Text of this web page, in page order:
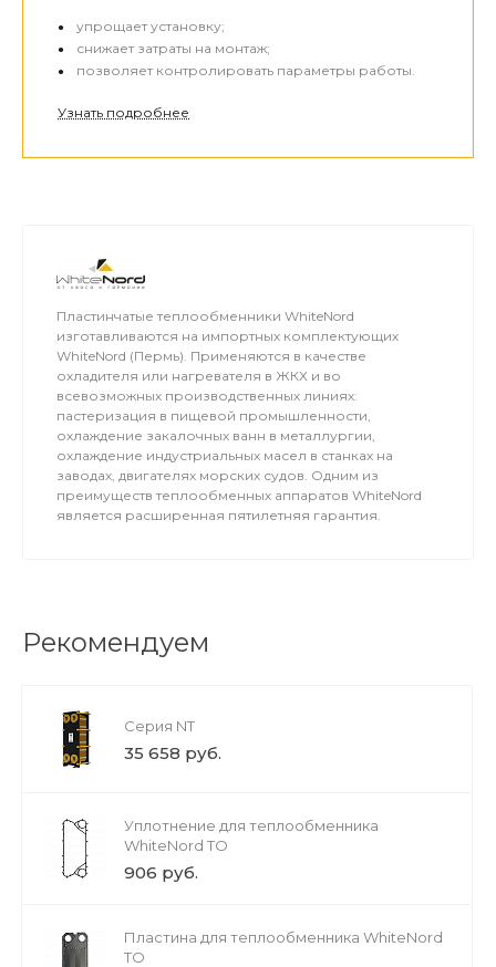
упрощает установку;
снижает затраты на монтаж;
позволяет контролировать параметры работы.
Узнать подробнее
Пластинчатые теплообменники WhiteNord
изготавливаются на импортных комплектующих
WhiteNord (Пермь). Применяются в качестве
охладителя или нагревателя в ЖКХ и во
всевозможных производственных линиях:
пастеризация в пищевой промышленности,
охлаждение закалочных ванн в металлургии,
охлаждение индустриальных масел в станках на
заводах, двигателях морских судов. Одним из
преимуществ теплообменных аппаратов WhiteNord
является расширенная пятилетняя гарантия.
Рекомендуем
Серия NT
35 658 руб.
Уплотнение для теплообменника
WhiteNord TO
906 руб.
Пластина для теплообменника WhiteNord
TO